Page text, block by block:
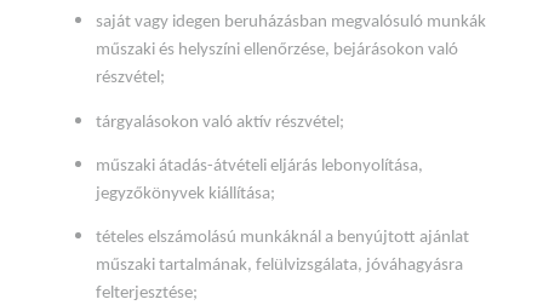
saját vagy idegen beruházásban megvalósuló munkák
műszaki és helyszíni ellenőrzése, bejárásokon való
részvétel;
tárgyalásokon való aktív részvétel;
műszaki átadás-átvételi eljárás lebonyolítása,
jegyzőkönyvek kiállítása;
tételes elszámolású munkáknál a benyújtott ajánlat
műszaki tartalmának, felülvizsgálata, jóváhagyásra
felterjesztése;